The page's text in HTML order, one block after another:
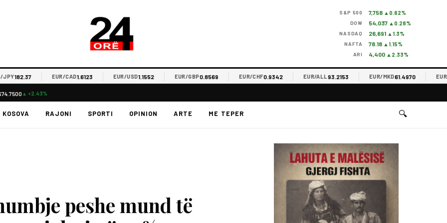
S&P 500 7,758 ▲0.62%
DOW 54,037 ▲0.28%
NASDAQ 26,691 ▲1.3%
NAFTA 78.18 ▲1.15%
ARI 4,400 ▲2.33%
182.37 EUR/CAD1.6123 EUR/USD1.1552 EUR/GBP0.8569 EUR/CHF0.9342 EUR/ALL93.2153 EUR/MKD61.4970 EUR/
▲ +2.43%
KOSOVA RAJONI SPORTI OPINION ARTE ME TEPER 🔍
peshe mund të